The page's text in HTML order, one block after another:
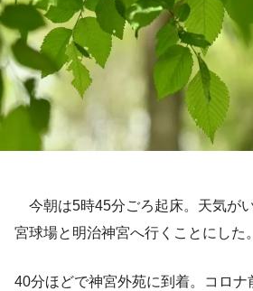
今朝は5時45分ごろ起床。天気が
宮球場と明治神宮へ行くことにした。
40分ほどで神宮外苑に到着。コロナ